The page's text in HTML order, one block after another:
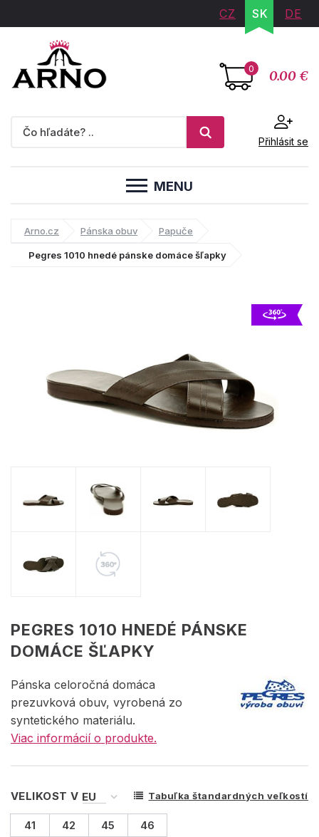
CZ SK DE
0 0.00 €
Přihlásit se
MENU
Arno.cz Pánska obuv Papuče
Pegres 1010 hnedé pánske domáce šľapky
PEGRES 1010 HNEDÉ PÁNSKE
DOMÁCE ŠĽAPKY
Pánska celoročná domáca
prezuvková obuv, vyrobená zo
syntetického materiálu.
Viac informácií o produkte.
VELIKOST V Tabuľka štandardných veľkostí
41 42 45 46